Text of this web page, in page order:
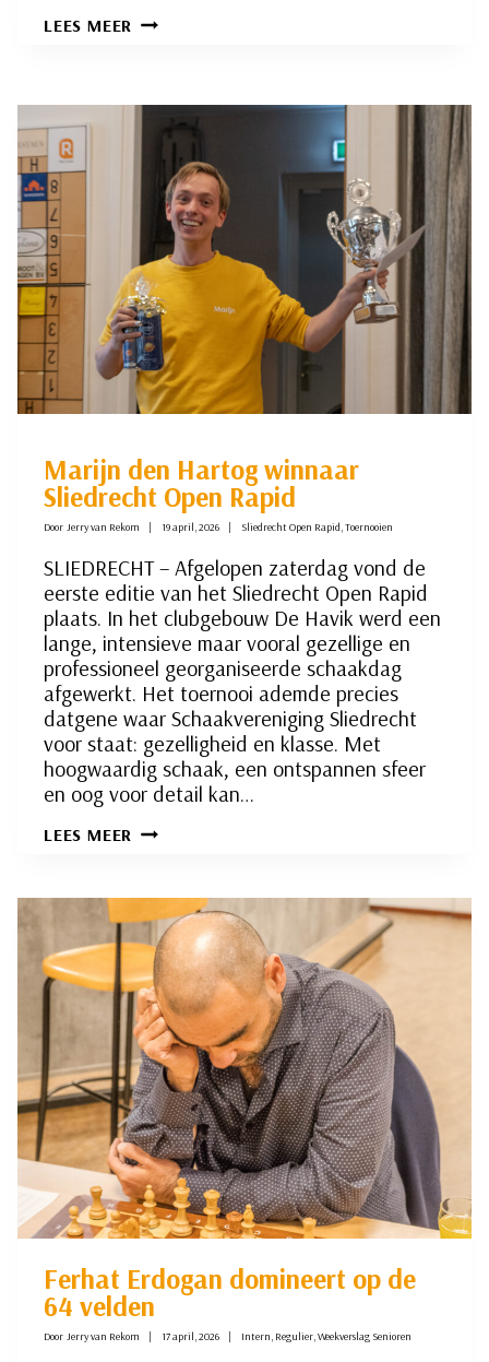
LEES MEER OOK
VEILIG
Marijn den Hartog winnaar
Sliedrecht Open Rapid
Door Jerry van Rekom 19 april, 2026 Sliedrecht Open Rapid,Toernooien
SLIEDRECHT – Afgelopen zaterdag vond de
eerste editie van het Sliedrecht Open Rapid
plaats. In het clubgebouw De Havik werd een
lange, intensieve maar vooral gezellige en
professioneel georganiseerde schaakdag
afgewerkt. Het toernooi ademde precies
datgene waar Schaakvereniging Sliedrecht
voor staat: gezelligheid en klasse. Met
hoogwaardig schaak, een ontspannen sfeer
en oog voor detail kan…
LEES MEER MARIJN
SLIEDRECHT
OPEN
RAPID
Ferhat Erdogan domineert op de
64 velden
Door Jerry van Rekom 17 april, 2026 Intern, Regulier,Weekverslag Senioren